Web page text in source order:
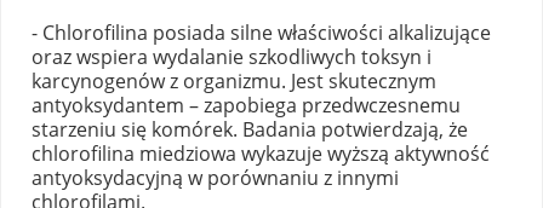
- Chlorofilina posiada silne właściwości alkalizujące
oraz wspiera wydalanie szkodliwych toksyn i
karcynogenów z organizmu. Jest skutecznym
antyoksydantem – zapobiega przedwczesnemu
starzeniu się komórek. Badania potwierdzają, że
chlorofilina miedziowa wykazuje wyższą aktywność
antyoksydacyjną w porównaniu z innymi
chlorofilami.